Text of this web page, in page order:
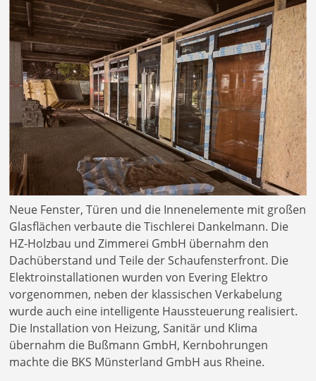
Neue Fenster, Türen und die Innenelemente mit großen
Glasflächen verbaute die Tischlerei Dankelmann. Die
HZ-Holzbau und Zimmerei GmbH übernahm den
Dachüberstand und Teile der Schaufensterfront. Die
Elektroinstallationen wurden von Evering Elektro
vorgenommen, neben der klassischen Verkabelung
wurde auch eine intelligente Haussteuerung realisiert.
Die Installation von Heizung, Sanitär und Klima
übernahm die Bußmann GmbH, Kernbohrungen
machte die BKS Münsterland GmbH aus Rheine.